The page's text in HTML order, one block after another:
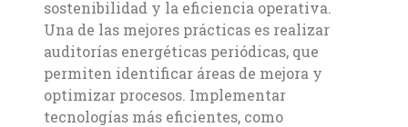
sostenibilidad y la eficiencia operativa.
Una de las mejores prácticas es realizar
auditorías energéticas periódicas, que
permiten identificar áreas de mejora y
optimizar procesos. Implementar
tecnologías más eficientes, como